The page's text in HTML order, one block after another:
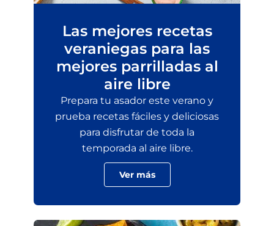
Las mejores recetas
veraniegas para las
mejores parrilladas al
aire libre
Prepara tu asador este verano y
prueba recetas fáciles y deliciosas
para disfrutar de toda la
temporada al aire libre.
Ver más